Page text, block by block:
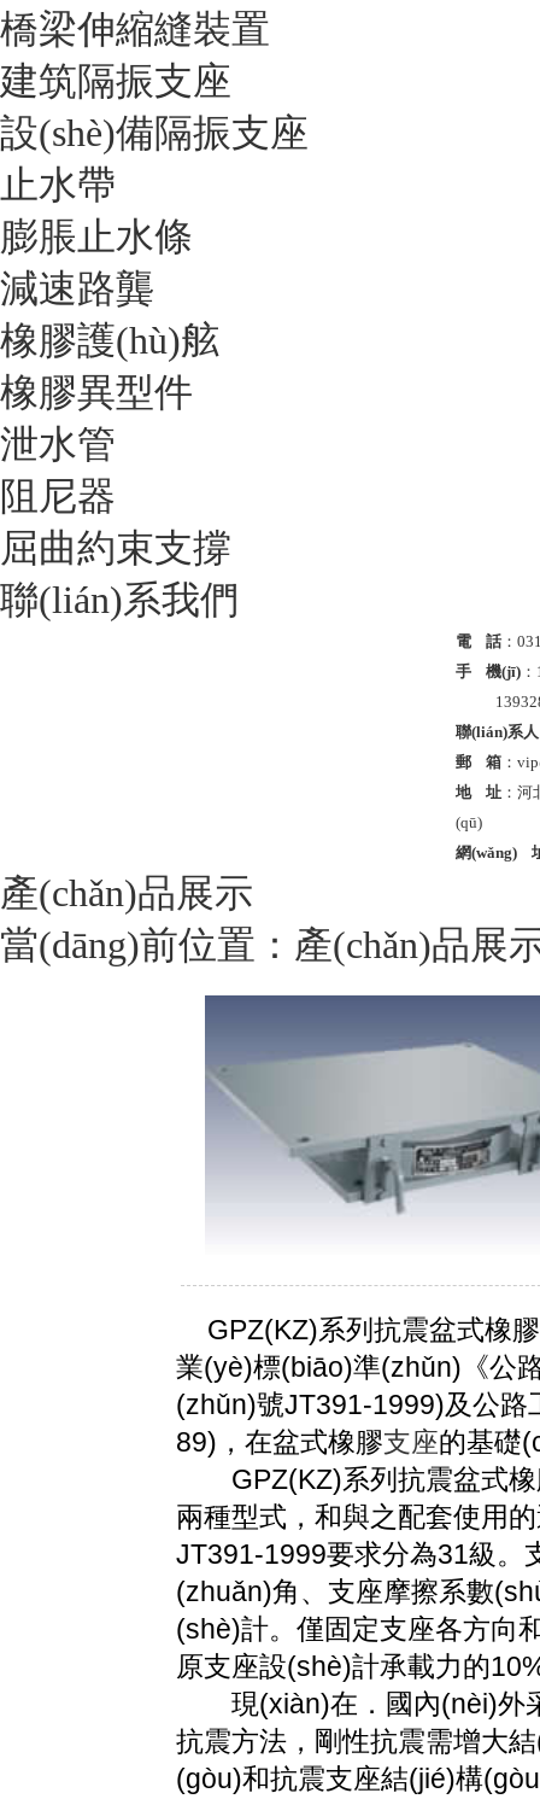
橋梁伸縮縫裝置
建筑隔振支座
設(shè)備隔振支座
止水帶
膨脹止水條
減速路龔
橡膠護(hù)舷
橡膠異型件
泄水管
阻尼器
屈曲約束支撐
聯(lián)系我們
電 話：
手 機(jī)：
聯(lián)系人
郵 箱：
地 址：河
(qū)
網(wǎng)
產(chǎn)品展示
當(dāng)前位置： 產(chǎn)品展
GPZ(KZ)系列抗震盆式橡膠
業(yè)標(biāo)準(zhǔn)《公
(zhǔn)號JT391-1999)及公
89)，在盆式橡膠支座的基礎
GPZ(KZ)系列抗震盆式橡
兩種型式，和與之配套使
JT391-1999要求分為31級。支
(zhuǎn)角、支座摩擦系數
(shè)計。僅固定支座各方
原支座設(shè)計承載力的10%
現(xiàn)在．國內(nèi)外
抗震方法，剛性抗震需增大
(gòu)和抗震支座結(jié)構